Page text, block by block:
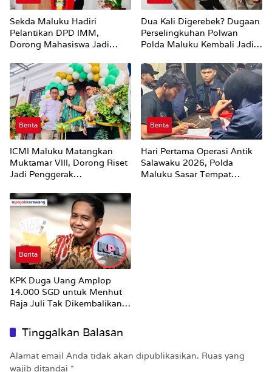
Sekda Maluku Hadiri
Pelantikan DPD IMM,
Dorong Mahasiswa Jadi
Strategis Pemerintah
Dua Kali Digerebek? Dugaan
Perselingkuhan Polwan
Polda Maluku Kembali Jadi
Berita
ICMI Maluku Matangkan
Muktamar VIII, Dorong Riset
Jadi Penggerak
Berita
Hari Pertama Operasi Antik
Salawaku 2026, Polda
Maluku Sasar Tempat
Berita
KPK Duga Uang Amplop
14.000 SGD untuk Menhut
Raja Juli Tak Dikembalikan
Tinggalkan Balasan
Alamat email Anda tidak akan dipublikasikan. Ruas yang
wajib ditandai *